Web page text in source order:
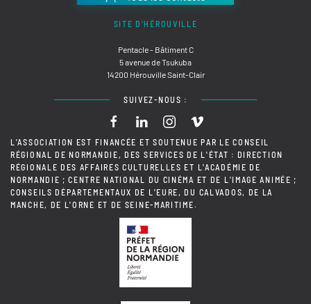
SITE D'HÉROUVILLE
Pentacle - Bâtiment C
5 avenue de Tsukuba
14200 Hérouville Saint-Clair
SUIVEZ-NOUS :
L'ASSOCIATION EST FINANCÉE ET SOUTENUE PAR LE CONSEIL
RÉGIONAL DE NORMANDIE, DES SERVICES DE L'ÉTAT : DIRECTION
RÉGIONALE DES AFFAIRES CULTURELLES ET L'ACADÉMIE DE
NORMANDIE ; CENTRE NATIONAL DU CINÉMA ET DE L'IMAGE ANIMÉE ;
CONSEILS DÉPARTEMENTAUX DE L'EURE, DU CALVADOS, DE LA
MANCHE, DE L'ORNE ET DE SEINE-MARITIME.